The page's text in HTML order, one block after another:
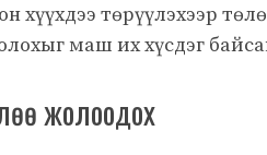
хүүхдээ төрүүлэхээр
маш их хүсдэг
жолоодох